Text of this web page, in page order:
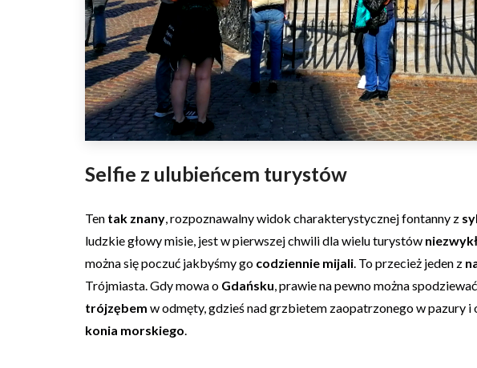
Selfie z ulubieńcem turystów
Ten tak znany, rozpoznawalny widok charakterystycznej fontanny z
ludzkie głowy misie, jest w pierwszej chwili dla wielu turystów
można się poczuć jakbyśmy go codziennie mijali. To przecież jeden z
Trójmiasta. Gdy mowa o Gdańsku, prawie na pewno można
trójzębem w odmęty, gdzieś nad grzbietem zaopatrzonego w pazury
konia morskiego.